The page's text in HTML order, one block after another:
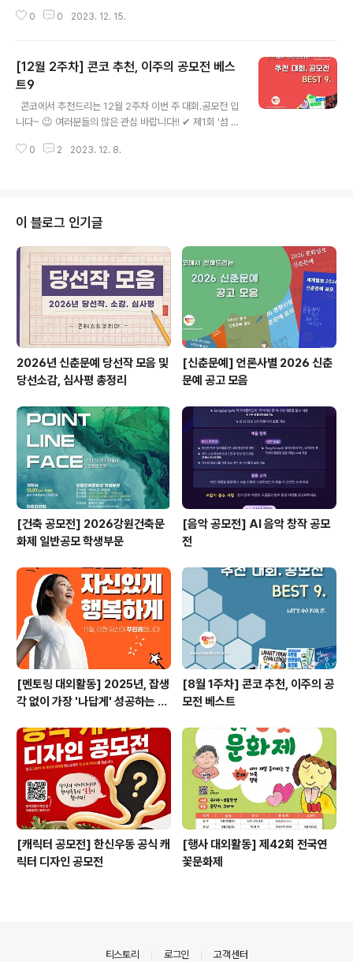
수를 찾아서! 예선 참가자 모집 ✔ 2023 서울시 청년정책
모전 ✔ 제 2회 점보필름 미니시리즈 공모전 ✔ 제2회 반
짝다큐페스티발 작품 공모 ✔ 개그콘서트 Remix contes
t ✔ [푸른 달의 단편소설] 달꽃 단편소설 공모전 ​ ​ 자세한
내용은 콘테스트코리아 홈페이지에서 확인하시면 도움이
됩니다~​ 콘테스트, 공모전, 대외활동 정보 / 소개 / 뉴스소
식은 @콘테스트코리아!! ​
0 0 2023. 12. 15.
[12월 2주차] 콘코 추천, 이주의 공모전 베스
트9
​ ​ 콘코에서 추천드리는 12월 2주차 이번 주 대회.공모전 입
니다~ 😉 여러분들의 많은 관심 바랍니다!! ​✔ 제1회 '섬 겨
짤 그리기 공모전 ✔ 제19회 생활문예대상 ✔ 제 17회 토
픽 아카데미 제8회 무협 그림 공모전 ✔ [유데미x웅진씽크
빅x스팩] 교육관련 앱/웹 서비스 제작 주니어 해커톤 ​ ​ 자세
한 내용은 콘테스트코리아 홈페이지에서 확인하시면 도움
이 됩니다~​ 콘테스트, 공모전, 대외활동 정보 / 소개 / 뉴스
소식은 @콘테스트코리아!! ​ ​
0 2 2023. 12. 8.
이 블로그 인기글
2026년 신춘문예 당선작 모음 및
당선소감, 심사평 총정리
[신춘문예] 언론사별 2026 신춘
문예 공고 모음
[건축 공모전] 2026강원건축문
화제 일반공모 학생부문
[음악 공모전] AI 음악 창작 공모
전
[멘토링 대외활동] 2025년, 잡생
각 없이 가장 '나답게' 성공하는 법
[8월 1주차] 콘코 추천, 이주의 공
모전 베스트
[캐릭터 공모전] 한신우동 공식 캐
릭터 디자인 공모전
[행사 대외활동] 제42회 전국연
꽃문화제
티스토리 로그인 고객센터